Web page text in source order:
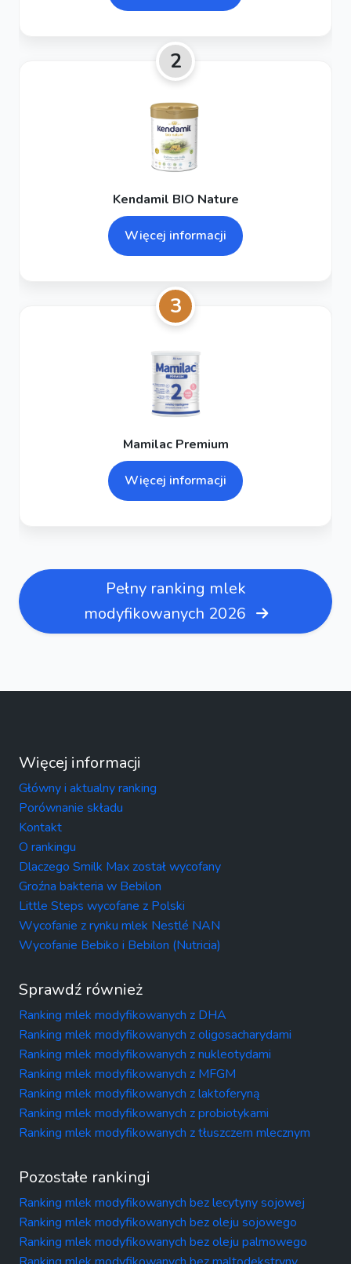
2
Kendamil BIO Nature
Więcej informacji
3
Mamilac Premium
Więcej informacji
Pełny ranking mlek
modyfikowanych 2026
Więcej informacji
Główny i aktualny ranking
Porównanie składu
Kontakt
O rankingu
Dlaczego Smilk Max został wycofany
Groźna bakteria w Bebilon
Little Steps wycofane z Polski
Wycofanie z rynku mlek Nestlé NAN
Wycofanie Bebiko i Bebilon (Nutricia)
Sprawdź również
Ranking mlek modyfikowanych z DHA
Ranking mlek modyfikowanych z oligosacharydami
Ranking mlek modyfikowanych z nukleotydami
Ranking mlek modyfikowanych z MFGM
Ranking mlek modyfikowanych z laktoferyną
Ranking mlek modyfikowanych z probiotykami
Ranking mlek modyfikowanych z tłuszczem mlecznym
Pozostałe rankingi
Ranking mlek modyfikowanych bez lecytyny sojowej
Ranking mlek modyfikowanych bez oleju sojowego
Ranking mlek modyfikowanych bez oleju palmowego